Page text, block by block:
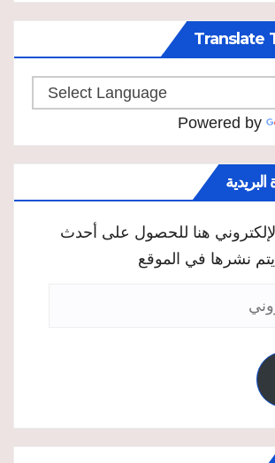
Powered by
هنا للحصول على أحدث
يتم نشرها في الموقع